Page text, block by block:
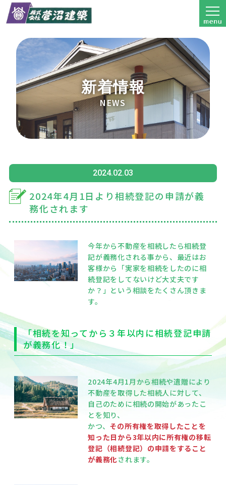
新着情報
NEWS
2024.02.03
2024年4月1日より相続登記の申請が義
務化されます
今年から不動産を相続したら相続登
記が義務化される事から、最近はお
客様から「実家を相続をしたのに相
続登記をしてないけど大丈夫です
か？」という相談をたくさん頂きま
す。
「相続を知ってから３年以内に相続登記申請
が義務化！」
2024年4月1月から相続や遺贈により
不動産を取得した相続人に対して、
自己のために相続の開始があったこ
とを知り、
かつ、 その所有権を取得したことを
知った日から3年以内に所有権の移転
登記（相続登記）の申請をすること
が義務化されます。